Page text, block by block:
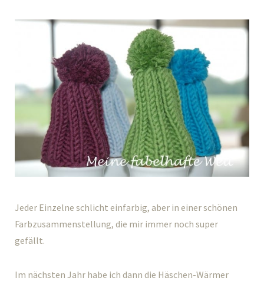
Jeder Einzelne schlicht einfarbig, aber in einer schönen
Farbzusammenstellung, die mir immer noch super
gefällt.
Im nächsten Jahr habe ich dann die Häschen-Wärmer